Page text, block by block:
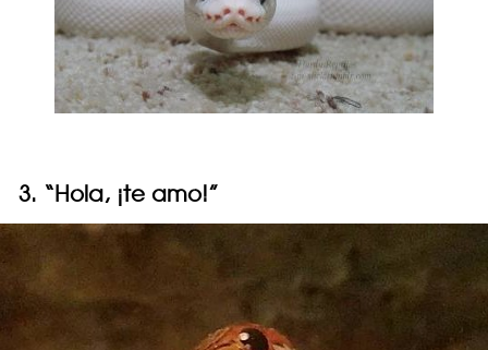
3. “Hola, ¡te amo!”